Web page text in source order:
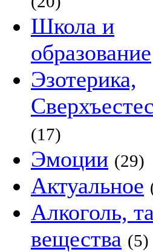
Школа и
образование
Эзотерика,
(17)
Эмоции (29)
Актуальное
Алкоголь,
вещества (5)